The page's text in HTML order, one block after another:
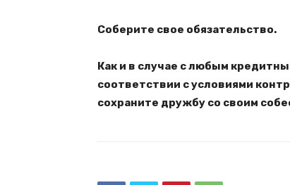
Соберите свое обязательство.
Как и в случае с любым
соответствии с условиями
сохраните дружбу со своим